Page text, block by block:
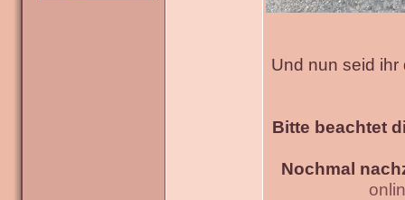
Und nun seid
Bitte beachtet
Nochmal